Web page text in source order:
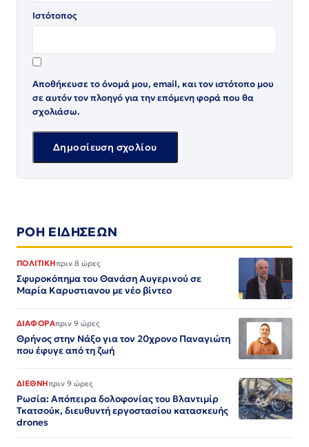
Ιστότοπος
Αποθήκευσε το όνομά μου, email, και τον ιστότοπο μου
σε αυτόν τον πλοηγό για την επόμενη φορά που θα
σχολιάσω.
ΡΟΗ ΕΙΔΗΣΕΩΝ
ΠΟΛΙΤΙΚΗπριν 8 ώρες
Σφυροκόπημα του Θανάση Αυγερινού σε
Μαρία Καρυστιανου με νέο βίντεο
ΔΙΑΦΟΡΑπριν 9 ώρες
Θρήνος στην Νάξο για τον 20χρονο Παναγιώτη
που έφυγε από τη ζωή
ΔΙΕΘΝΗπριν 9 ώρες
Ρωσία: Απόπειρα δολοφονίας του Βλαντιμίρ
Τκατσούκ, διευθυντή εργοστασίου κατασκευής
drones